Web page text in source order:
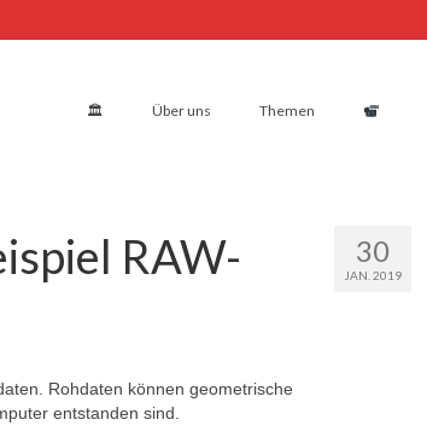
🏛 Über uns Themen
30
JAN. 2019
RAW-
Rohdaten können geometrische
entstanden sind.